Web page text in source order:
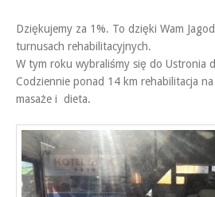
Dziękujemy za 1%. To dzięki Wam
turnusach rehabilitacyjnych.
W tym roku wybraliśmy się do Ustronia
Codziennie ponad 14 km rehabilitacja
masaże i dieta.